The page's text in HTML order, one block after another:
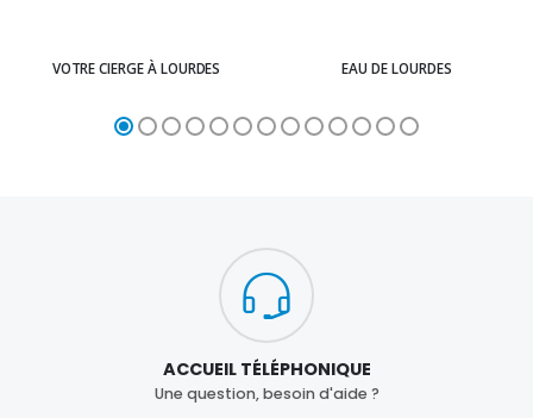
VOTRE CIERGE À LOURDES EAU DE LOURDES
ACCUEIL TÉLÉPHONIQUE
Une question, besoin d'aide ?